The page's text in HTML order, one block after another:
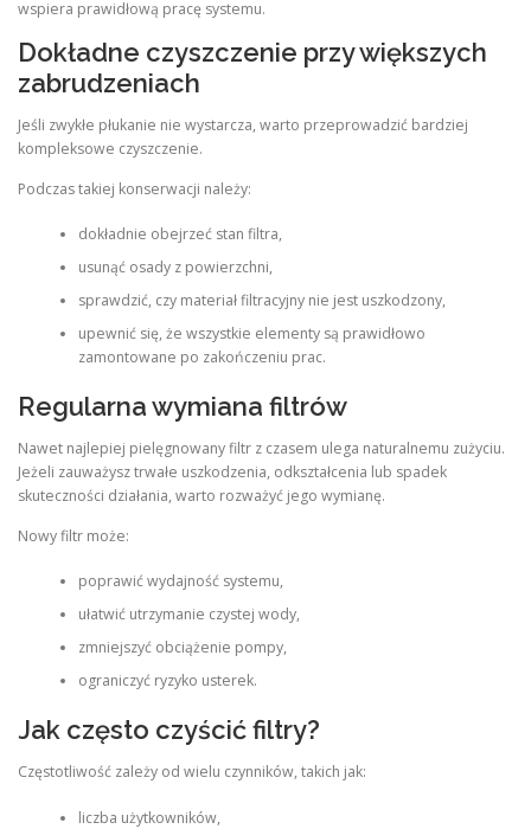
wspiera prawidłową pracę systemu.
Dokładne czyszczenie przy większych
zabrudzeniach
Jeśli zwykłe płukanie nie wystarcza, warto przeprowadzić bardziej
kompleksowe czyszczenie.
Podczas takiej konserwacji należy:
dokładnie obejrzeć stan filtra,
usunąć osady z powierzchni,
sprawdzić, czy materiał filtracyjny nie jest uszkodzony,
upewnić się, że wszystkie elementy są prawidłowo
zamontowane po zakończeniu prac.
Regularna wymiana filtrów
Nawet najlepiej pielęgnowany filtr z czasem ulega naturalnemu zużyciu.
Jeżeli zauważysz trwałe uszkodzenia, odkształcenia lub spadek
skuteczności działania, warto rozważyć jego wymianę.
Nowy filtr może:
poprawić wydajność systemu,
ułatwić utrzymanie czystej wody,
zmniejszyć obciążenie pompy,
ograniczyć ryzyko usterek.
Jak często czyścić filtry?
Częstotliwość zależy od wielu czynników, takich jak:
liczba użytkowników,